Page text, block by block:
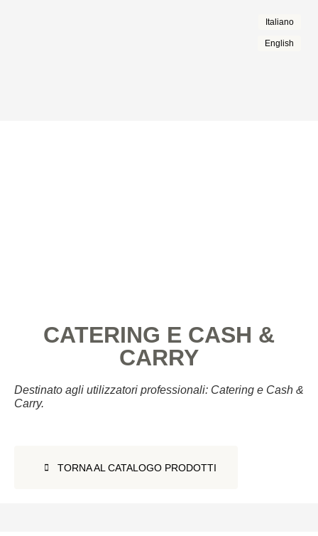
Italiano
English
CATERING E CASH &
CARRY
Destinato agli utilizzatori professionali: Catering e Cash &
Carry.
TORNA AL CATALOGO PRODOTTI